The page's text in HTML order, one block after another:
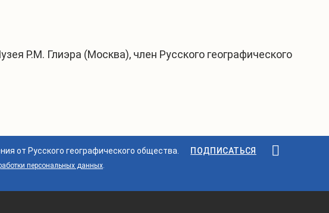
Р.М. Глиэра (Москва), член Русского географического
от Русского географического общества. ПОДПИСАТЬСЯ
персональных данных.